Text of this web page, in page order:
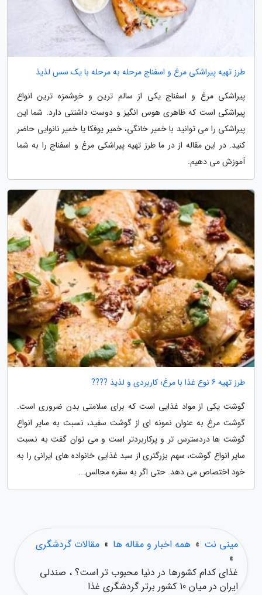
طرز تهیه پیراشکی مرغ و اسفناج مرحله به مرحله با یک سس لذیذ
پیراشکی مرغ و اسفناج یکی از سالم ترین و خوشمزه ترین انواع
پیراشکی است که ظاهری هوس انگیز و دوست داشتنی دارد. شما این
پیراشکی را می توانید با خمیر خانگی، خمیر یوفکا یا خمیر نانوایی حاضر
کنید. در این مقاله از در ما طرز تهیه پیراشکی مرغ و اسفناج را به شما
آموزش می دهیم.
طرز تهیه 6 نوع غذا با مرغ؛ کاربردی و لذیذ ????
گوشت یکی از مواد غذایی است که برای سلامتی بدن ضروری است.
گوشت مرغ به عنوان نمونه ای از گوشت سفید، نسبت به سایر انواع
گوشت ها دردسترس تر و پرکاربردتر است و می توان گفت به نسبت
سایر انواع گوشت، سهم بزرگتری از سبد غذایی خانواده های ایرانی را به
خود اختصاص می دهد. حتی اگر به سفره مجالس...
مینی نت » همه اخبار و مقاله ها » مقالات گردشگری
»
غذای کدام کشورها در دنیا محبوب تر است؟ ، صندلی
ایران در میان 10 کشور برتر گردشگری غذا